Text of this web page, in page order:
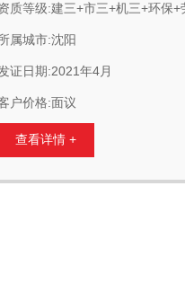
质等级:建三+市三+机三+环保+
属城市:沈阳
证日期:2021年4月
户价格:面议
查看详情 +